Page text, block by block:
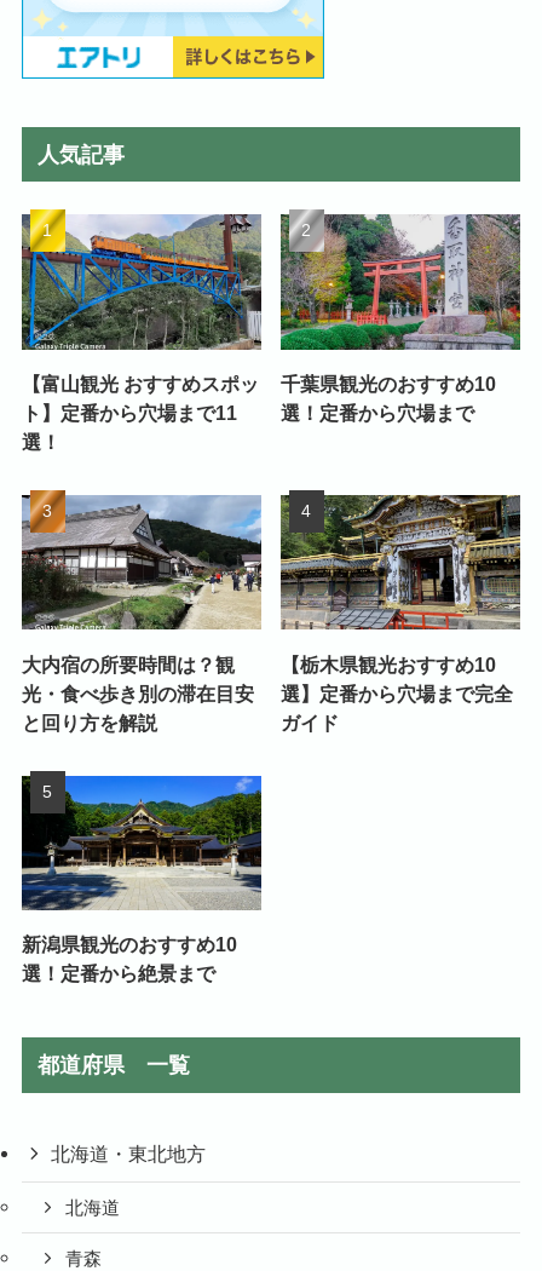
人気記事
【富山観光 おすすめスポッ
ト】定番から穴場まで11
選！
千葉県観光のおすすめ10
選！定番から穴場まで
大内宿の所要時間は？観
光・食べ歩き別の滞在目安
と回り方を解説
【栃木県観光おすすめ10
選】定番から穴場まで完全
ガイド
新潟県観光のおすすめ10
選！定番から絶景まで
都道府県 一覧
北海道・東北地方
北海道
青森